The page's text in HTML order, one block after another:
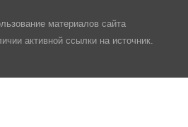
материалов сайта
активной ссылки на источник.